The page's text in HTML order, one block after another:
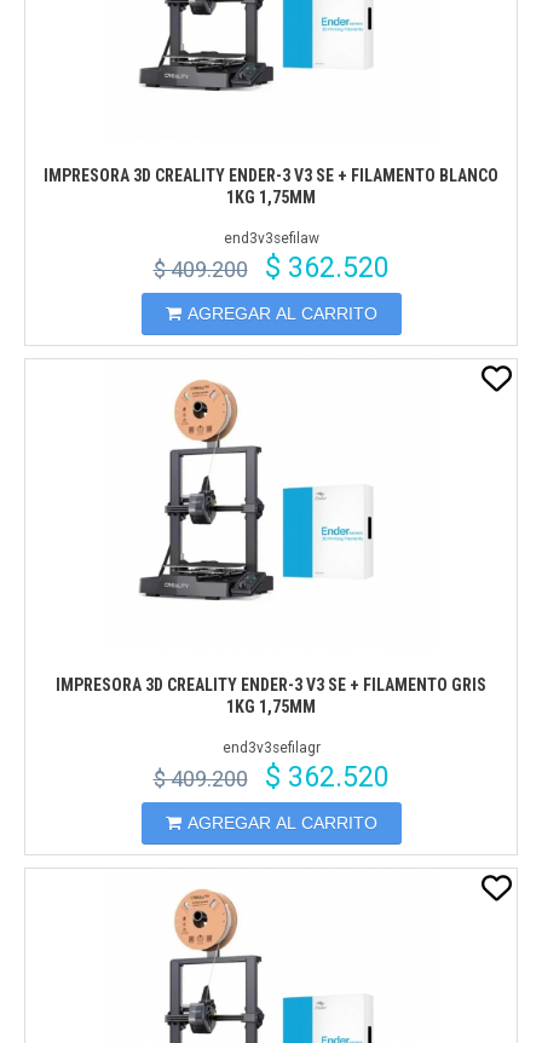
IMPRESORA 3D CREALITY ENDER-3 V3 SE + FILAMENTO BLANCO
1KG 1,75MM
end3v3sefilaw
$ 409.200 $ 362.520
AGREGAR AL CARRITO
IMPRESORA 3D CREALITY ENDER-3 V3 SE + FILAMENTO GRIS
1KG 1,75MM
end3v3sefilagr
$ 409.200 $ 362.520
AGREGAR AL CARRITO